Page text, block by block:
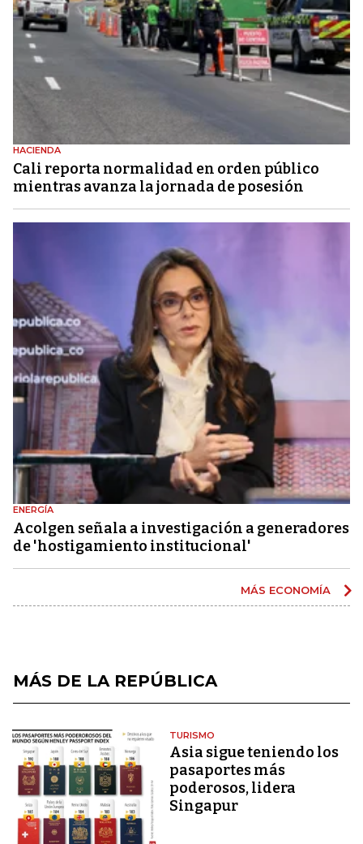
HACIENDA
Cali reporta normalidad en orden público
mientras avanza la jornada de posesión
ENERGÍA
Acolgen señala a investigación a generadores
de 'hostigamiento institucional'
MÁS ECONOMÍA
MÁS DE LA REPÚBLICA
TURISMO
Asia sigue teniendo los
pasaportes más
poderosos, lidera
Singapur